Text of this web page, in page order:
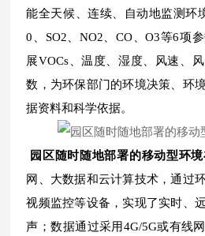
能全天候、连续、自动地监测环
0、SO2、NO2、CO、O3等6项
展VOCs、温度、湿度、风速、
数，为环保部门的环境决策、环
据资料和科学依据。
园区随时随地部署的移动型环
网、大数据和云计算技术，通过
视频监控等设备，实现了实时、
声；数据通过采用4G/5G或有线